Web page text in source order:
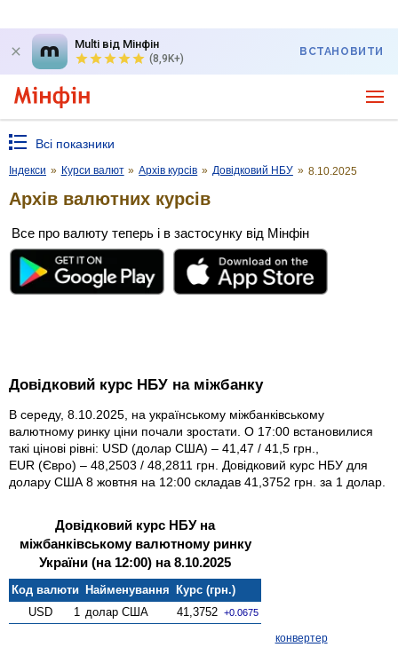
Multi від Мінфін
(8,9K+)
ВСТАНОВИТИ
Всі показники
Індекси » Курси валют » Архів курсів » Довідковий НБУ » 8.10.2025
Архів валютних курсів
Все про валюту теперь і в застосунку від Мінфін
Довідковий курс НБУ на міжбанку
В середу, 8.10.2025, на українському міжбанківському
валютному ринку ціни почали зростати. О 17:00 встановилися
такі цінові рівні: USD (долар США) – 41,47 / 41,5 грн.,
EUR (Євро) – 48,2503 / 48,2811 грн. Довідковий курс НБУ для
долару США 8 жовтня на 12:00 складав 41,3752 грн. за 1 долар.
Довідковий курс НБУ на
міжбанківському валютному ринку
України (на 12:00) на 8.10.2025
Код валюти Найменування
Курс (грн.)
USD
1 долар США 41,3752 +0.0675
конвертер